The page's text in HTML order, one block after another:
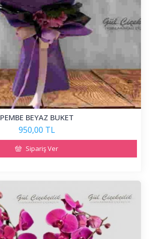
PEMBE BEYAZ BUKET
950,00 TL
Sipariş Ver